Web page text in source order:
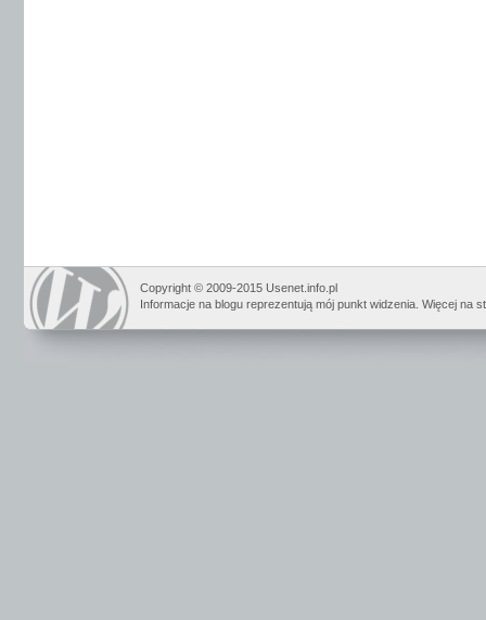
Copyright © 2009-2015 Usenet.info.pl
Informacje na blogu reprezentują mój punkt widzenia. Więcej na